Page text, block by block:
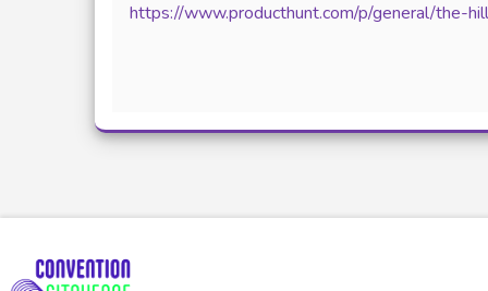
https://www.producthunt.com/p/general/the-